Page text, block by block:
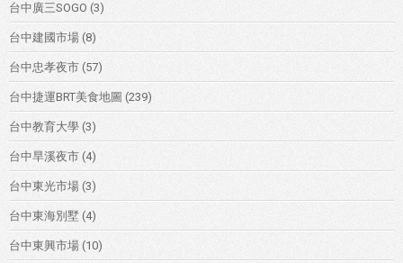
台中廣三SOGO (3)
台中建國市場 (8)
台中忠孝夜市 (57)
台中捷運BRT美食地圖 (239)
台中教育大學 (3)
台中旱溪夜市 (4)
台中東光市場 (3)
台中東海別墅 (4)
台中東興市場 (10)